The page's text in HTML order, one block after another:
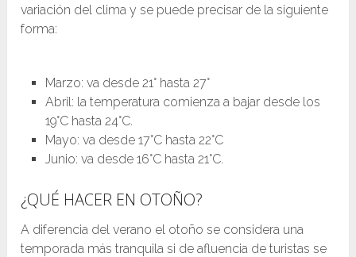
variación del clima y se puede precisar de la siguiente
forma:
Marzo: va desde 21° hasta 27°
Abril: la temperatura comienza a bajar desde los
19°C hasta 24°C.
Mayo: va desde 17°C hasta 22°C
Junio: va desde 16°C hasta 21°C.
¿QUÉ HACER EN OTOÑO?
A diferencia del verano el otoño se considera una
temporada más tranquila si de afluencia de turistas se